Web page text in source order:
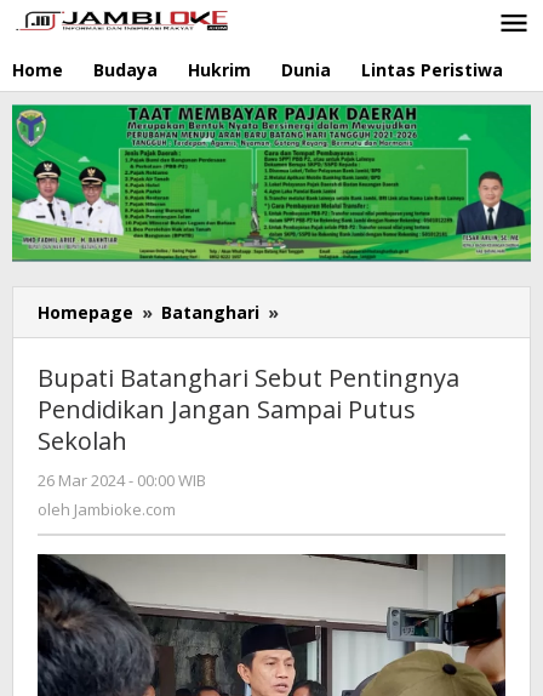
Lewati
ke
konten
Home Budaya Hukrim Dunia Lintas Peristiwa
Homepage » Batanghari »
Batanghari
Sebut
Pentingnya
Pendidikan
Bupati Batanghari Sebut Pentingnya
Pendidikan Jangan Sampai Putus
Sekolah
26 Mar 2024 - 00:00 WIB
oleh Jambioke.com